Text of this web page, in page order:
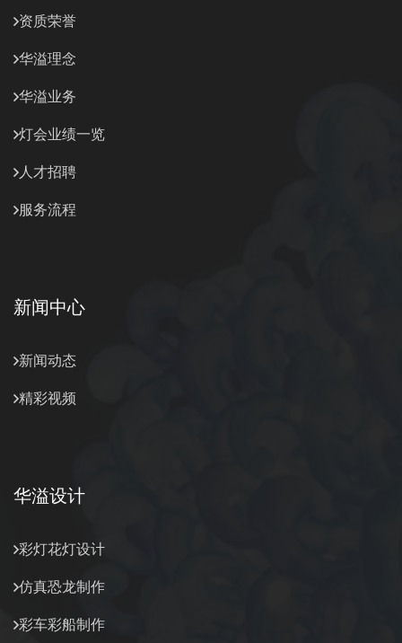
资质荣誉
华溢理念
华溢业务
灯会业绩一览
人才招聘
服务流程
新闻中心
新闻动态
精彩视频
华溢设计
彩灯花灯设计
仿真恐龙制作
彩车彩船制作